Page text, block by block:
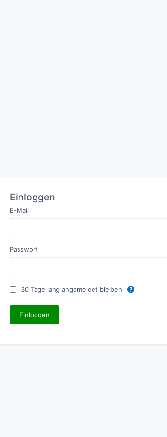
Einloggen
E-Mail
Passwort
30 Tage lang angemeldet bleiben